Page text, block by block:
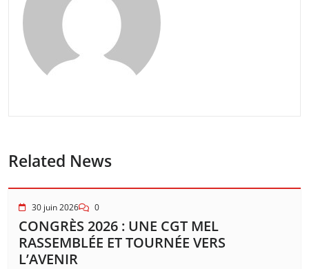
Related News
30 juin 2026 0
CONGRÈS 2026 : UNE CGT MEL
RASSEMBLÉE ET TOURNÉE VERS
L’AVENIR